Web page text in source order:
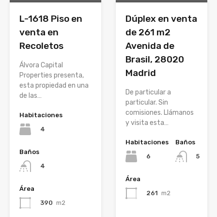
L-1618 Piso en
venta en
Recoletos
Álvora Capital
Properties presenta,
esta propiedad en una
de las…
Habitaciones
4
Baños
4
Área
390 m2
Dúplex en venta
de 261 m2
Avenida de
Brasil, 28020
Madrid
De particular a
particular. Sin
comisiones. Llámanos
y visita esta…
Habitaciones
6
Baños
5
Área
261 m2